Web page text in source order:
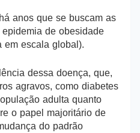
anos que se buscam as
de obesidade
em escala global).
dessa doença, que,
agravos, como diabetes
adulta quanto
o papel majoritário de
do padrão